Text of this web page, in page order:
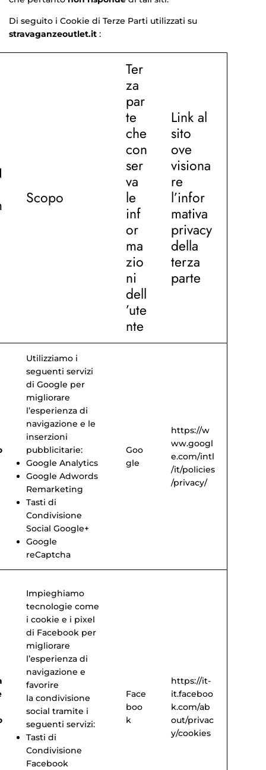
Di seguito i Cookie di Terze Parti utilizzati su
stravaganzeoutlet.it :
Scopo
Ter
za
par
te
che
con
ser
va
le
inf
or
ma
zio
ni
dell
’ute
nte
Link al
sito
ove
visiona
re
l’infor
mativa
privacy
della
terza
parte
Utilizziamo i
seguenti servizi
di Google per
migliorare
l’esperienza di
navigazione e le
inserzioni
pubblicitarie:
Google Analytics
Google Adwords
Remarketing
Tasti di
Condivisione
Social Google+
Google
reCaptcha
Goo
gle
https://w
ww.googl
e.com/intl
/it/policies
/privacy/
Impieghiamo
tecnologie come
i cookie e i pixel
di Facebook per
migliorare
l’esperienza di
navigazione e
favorire
la condivisione
social tramite i
seguenti servizi:
Tasti di
Condivisione
Facebook
Face
boo
k
https://it-
it.faceboo
k.com/ab
out/privac
y/cookies